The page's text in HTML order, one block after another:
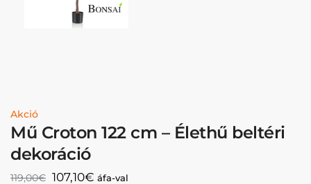
Akció
Mű Croton 122 cm – Élethű beltéri
dekoráció
119,00€ 107,10€ áfa-val